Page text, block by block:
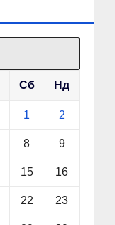
Сб Нд
1 2
8 9
15 16
22 23